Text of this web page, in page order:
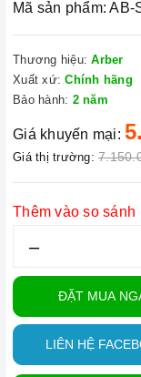
Mã sản phẩm: AB-
Thương hiệu: Arber
Xuất xứ: Chính hãng
Bảo hành: 2 năm
Giá khuyến mại:
Giá thị trường:
Thêm vào so sánh
–
ĐẶT MUA
LIÊN HỆ